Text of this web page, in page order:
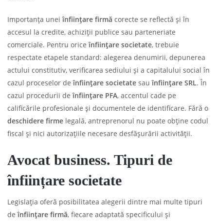
Importanța uneiînființare firmă corecte se reflectă și în
accesul la credite, achiziții publice sau parteneriate
comerciale. Pentru oriceînființare societate, trebuie
respectate etapele standard: alegerea denumirii, depunerea
actului constitutiv, verificarea sediului și a capitalului social în
cazul proceselor deînființare societate sauînființare SRL. În
cazul procedurii deînființare PFA, accentul cade pe
calificările profesionale și documentele de identificare. Fără o
deschidere firme legală, antreprenorul nu poate obține codul
fiscal și nici autorizațiile necesare desfășurării activității.
Avocat business. Tipuri de
înființare societate
Legislația oferă posibilitatea alegerii dintre mai multe tipuri
deînființare firmă, fiecare adaptată specificului și